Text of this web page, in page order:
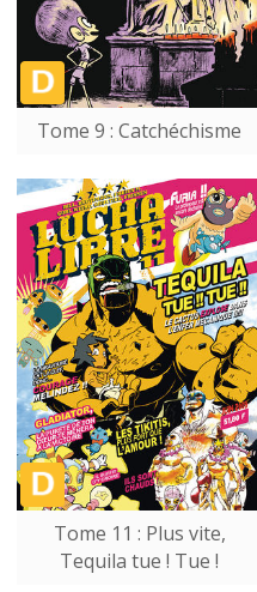
Tome 9 : Catchéchisme
Tome 11 : Plus vite,
Tequila tue ! Tue !